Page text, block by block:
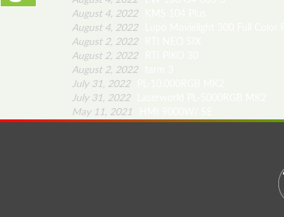
August 4, 2022
August 4, 2022
August 2, 2022
August 2, 2022
August 2, 2022
July 31, 2022
July 31, 2022
May 11, 2021